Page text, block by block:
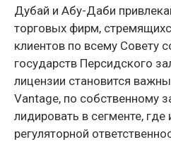
Дубай и Абу-Даби
торговых фирм,
клиентов по всему Совету
государств Персидского
лицензии становится
Vantage, по собственному
лидировать в сегменте,
регуляторной